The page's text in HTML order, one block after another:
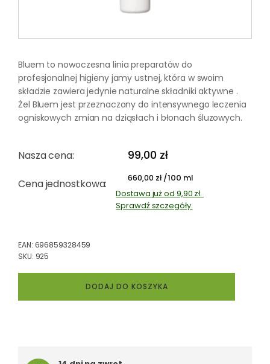
Bluem to nowoczesna linia preparatów do
profesjonalnej higieny jamy ustnej, która w swoim
składzie zawiera jedynie naturalne składniki aktywne .
Żel Bluem jest przeznaczony do intensywnego leczenia
ogniskowych zmian na dziąsłach i błonach śluzowych.
Nasza cena:
Cena jednostkowa:
99,00 zł
660,00 zł /100 ml
Dostawa już od 9,90 zł.
Sprawdź szczegóły.
EAN: 696859328459
SKU: 925
DODAJ DO KOSZYKA